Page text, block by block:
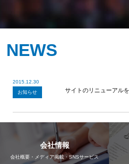
NEWS
2015.12.30
お知らせ
サイトのリニューアルを
会社情報
会社概要・メディア掲載・SNSサービス